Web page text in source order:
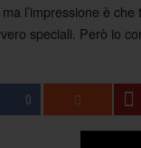
l’impressione è
speciali. Però io
0